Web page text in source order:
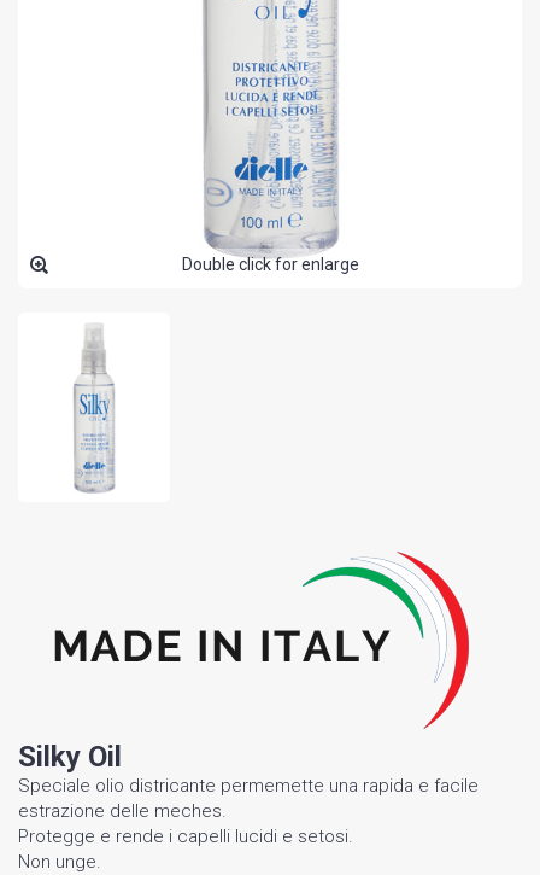
Double click for enlarge
Silky Oil
Speciale olio districante permemette una rapida e facile
estrazione delle meches.
Protegge e rende i capelli lucidi e setosi.
Non unge.